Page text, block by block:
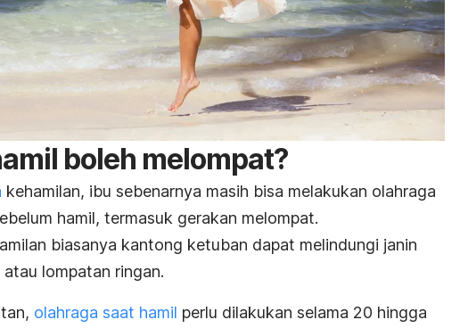
boleh melompat?
kehamilan, ibu sebenarnya masih bisa melakukan olahraga
hamil, termasuk gerakan melompat.
biasanya kantong ketuban dapat melindungi janin
lompatan ringan.
olahraga saat hamil perlu dilakukan selama 20 hingga